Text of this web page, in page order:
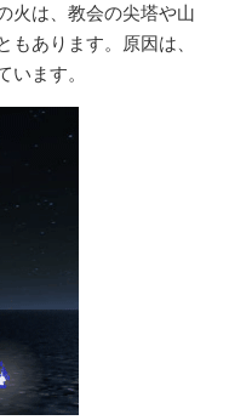
火は、教会の尖塔や山
あります。原因は、
います。